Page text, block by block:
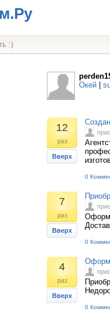
:)
Окей
12
раз
Вверх
0
7
раз
Вверх
0
4
раз
Вверх
0